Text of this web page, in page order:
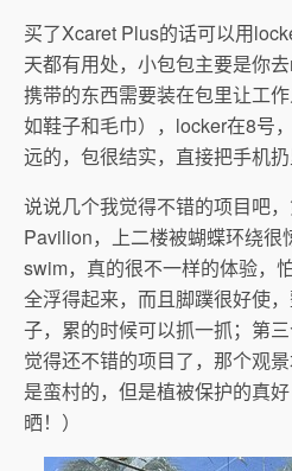
买了Xcaret Plus的话可以用
天都有用处，小包包主要是你
携带的东西需要装在包里让工
如鞋子和毛巾），locker在8号
远的，包很结实，直接把手机
说说几个我觉得不错的项目吧
Pavilion，上二楼被蝴蝶环绕很
swim，真的很不一样的体验，
全浮得起来，而且脚蹼很好使
子，累的时候可以抓一抓；第
觉得还不错的项目了，那个观
是蛮村的，但是植被保护的真
晒！）